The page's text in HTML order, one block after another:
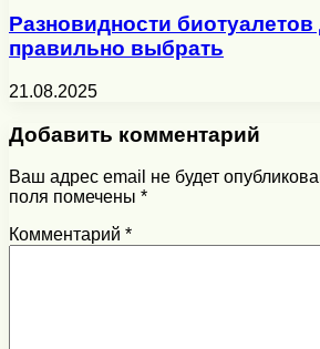
Разновидности биотуалетов
правильно выбрать
21.08.2025
Добавить комментарий
Ваш адрес email не будет
поля помечены *
Комментарий *